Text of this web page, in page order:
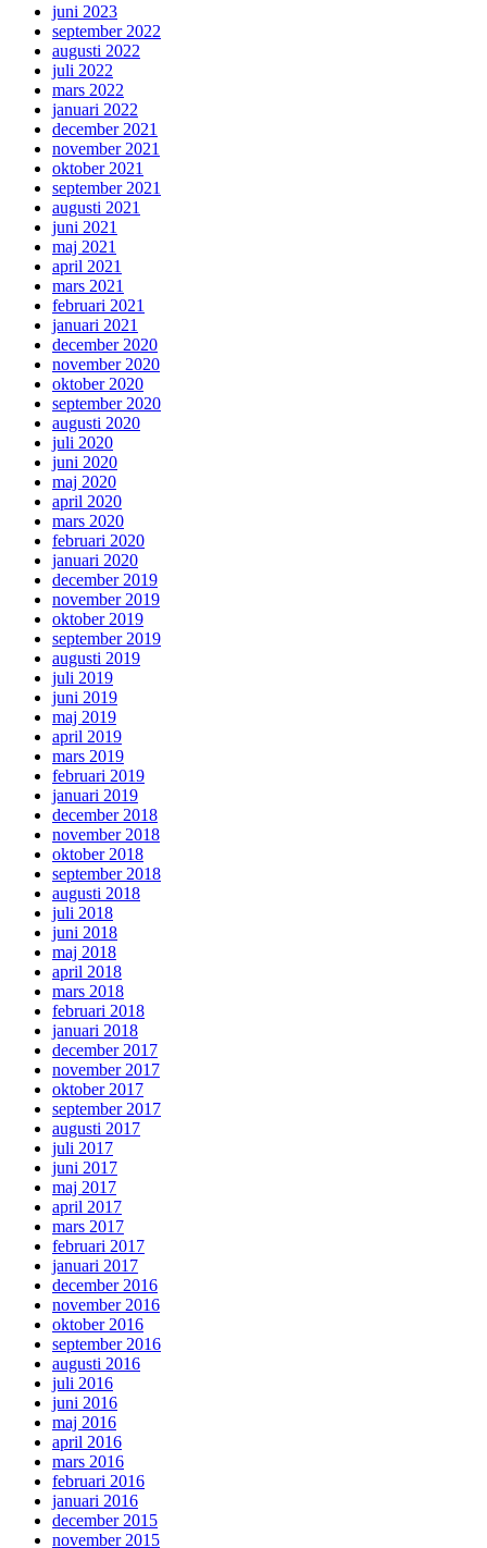
juni 2023
september 2022
augusti 2022
juli 2022
mars 2022
januari 2022
december 2021
november 2021
oktober 2021
september 2021
augusti 2021
juni 2021
maj 2021
april 2021
mars 2021
februari 2021
januari 2021
december 2020
november 2020
oktober 2020
september 2020
augusti 2020
juli 2020
juni 2020
maj 2020
april 2020
mars 2020
februari 2020
januari 2020
december 2019
november 2019
oktober 2019
september 2019
augusti 2019
juli 2019
juni 2019
maj 2019
april 2019
mars 2019
februari 2019
januari 2019
december 2018
november 2018
oktober 2018
september 2018
augusti 2018
juli 2018
juni 2018
maj 2018
april 2018
mars 2018
februari 2018
januari 2018
december 2017
november 2017
oktober 2017
september 2017
augusti 2017
juli 2017
juni 2017
maj 2017
april 2017
mars 2017
februari 2017
januari 2017
december 2016
november 2016
oktober 2016
september 2016
augusti 2016
juli 2016
juni 2016
maj 2016
april 2016
mars 2016
februari 2016
januari 2016
december 2015
november 2015